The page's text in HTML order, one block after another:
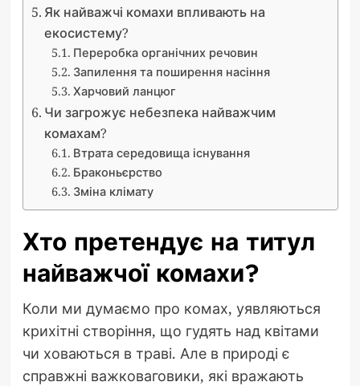
Як найважчі комахи впливають на
екосистему?
Переробка органічних речовин
Запилення та поширення насіння
Харчовий ланцюг
Чи загрожує небезпека найважчим
комахам?
Втрата середовища існування
Браконьєрство
Зміна клімату
Хто претендує на титул
найважчої комахи?
Коли ми думаємо про комах, уявляються
крихітні створіння, що гудять над квітами
чи ховаються в траві. Але в природі є
справжні важковаговики, які вражають